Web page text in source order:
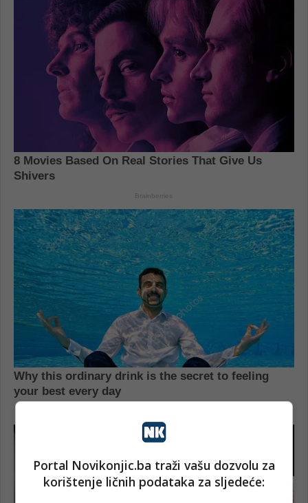
Portal Novikonjic.ba traži vašu dozvolu za
korištenje ličnih podataka za sljedeće: